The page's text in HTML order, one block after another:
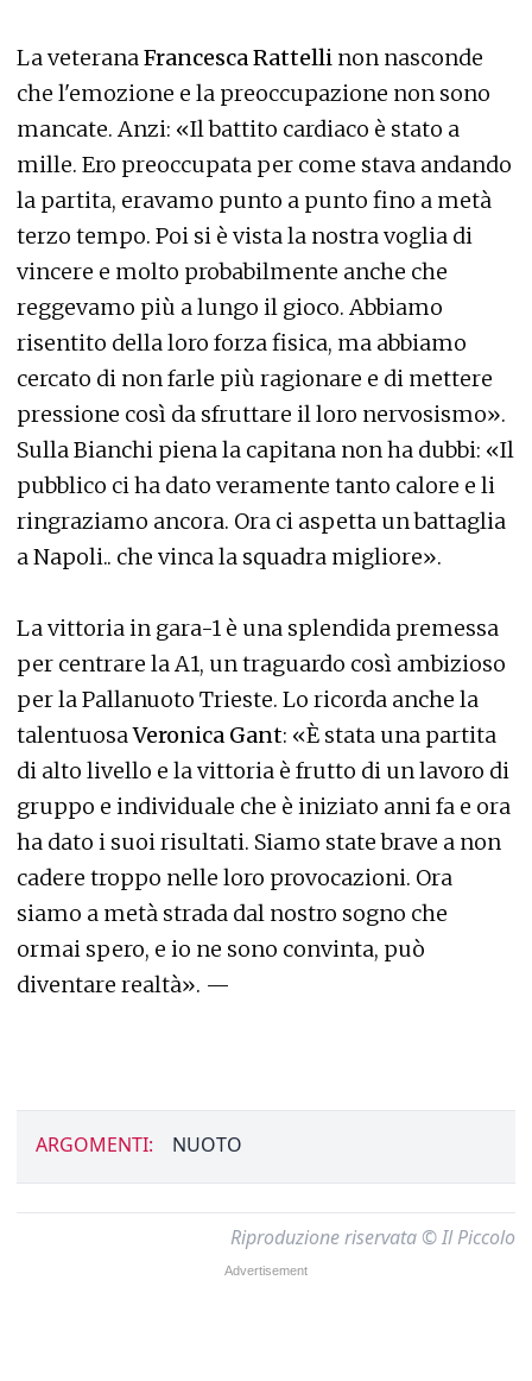
La veteranaFrancesca Rattelli non nasconde
che l'emozione e la preoccupazione non sono
mancate. Anzi: «Il battito cardiaco è stato a
mille. Ero preoccupata per come stava andando
la partita, eravamo punto a punto fino a metà
terzo tempo. Poi si è vista la nostra voglia di
vincere e molto probabilmente anche che
reggevamo più a lungo il gioco. Abbiamo
risentito della loro forza fisica, ma abbiamo
cercato di non farle più ragionare e di mettere
pressione così da sfruttare il loro nervosismo».
Sulla Bianchi piena la capitana non ha dubbi: «Il
pubblico ci ha dato veramente tanto calore e li
ringraziamo ancora. Ora ci aspetta un battaglia
a Napoli.. che vinca la squadra migliore».
La vittoria in gara-1 è una splendida premessa
per centrare la A1, un traguardo così ambizioso
per la Pallanuoto Trieste. Lo ricorda anche la
talentuosaVeronica Gant: «È stata una partita
di alto livello e la vittoria è frutto di un lavoro di
gruppo e individuale che è iniziato anni fa e ora
ha dato i suoi risultati. Siamo state brave a non
cadere troppo nelle loro provocazioni. Ora
siamo a metà strada dal nostro sogno che
ormai spero, e io ne sono convinta, può
diventare realtà». —
ARGOMENTI: NUOTO
Riproduzione riservata © Il Piccolo